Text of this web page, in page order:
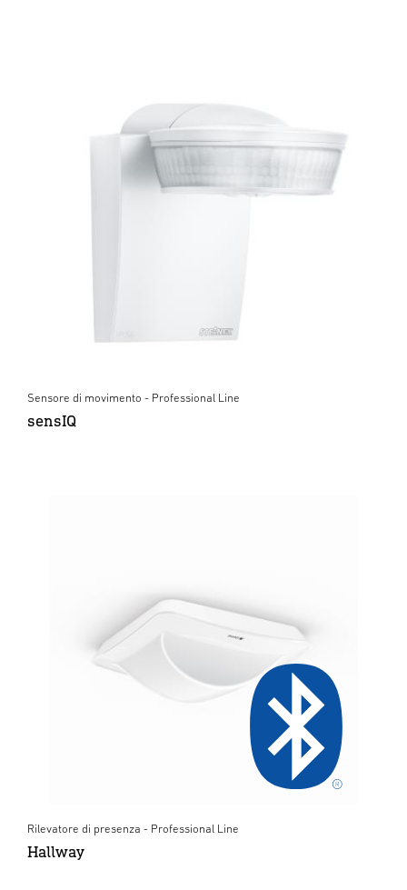
Sensore di movimento - Professional Line
sensIQ
Rilevatore di presenza - Professional Line
Hallway